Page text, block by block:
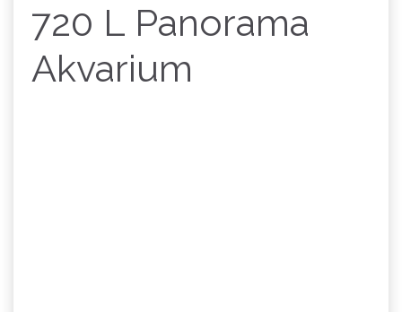
720 L Panorama
Akvarium